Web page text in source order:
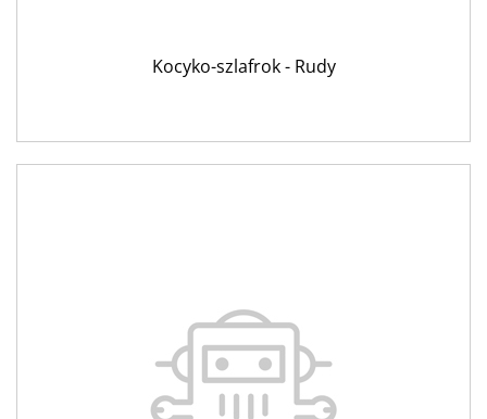
Kocyko-szlafrok - Rudy